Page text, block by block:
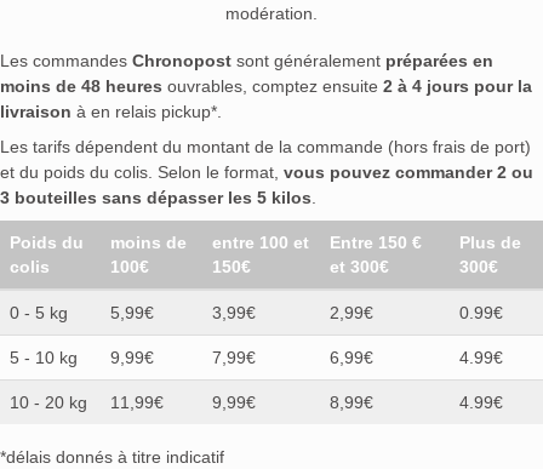
modération.
Les commandes Chronopost sont généralement préparées en
moins de 48 heures ouvrables, comptez ensuite 2 à 4 jours pour la
livraison à en relais pickup*.
Les tarifs dépendent du montant de la commande (hors frais de port)
et du poids du colis. Selon le format, vous pouvez commander 2 ou
3 bouteilles sans dépasser les 5 kilos.
Poids du
colis
moins de
100€
entre 100 et
150€
Entre 150 €
et 300€
Plus de
300€
0 - 5 kg 5,99€ 3,99€ 2,99€ 0.99€
5 - 10 kg 9,99€ 7,99€ 6,99€ 4.99€
10 - 20 kg 11,99€ 9,99€ 8,99€ 4.99€
*délais donnés à titre indicatif